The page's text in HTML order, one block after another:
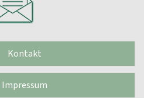
Kontakt
Impressum